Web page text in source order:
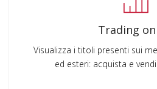
Trading
Visualizza i titoli presenti sui
ed esteri: acquista e